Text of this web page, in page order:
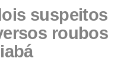
suspeitos
roubos